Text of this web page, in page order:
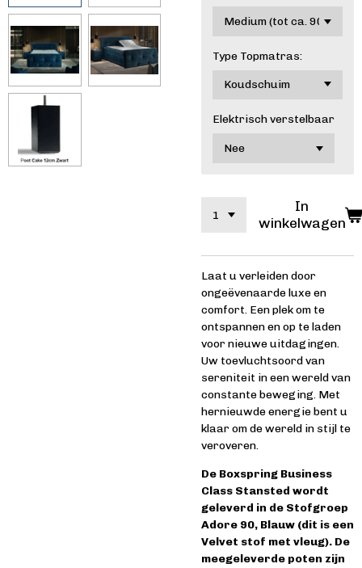
Type Topmatras:
Elektrisch verstelbaar
In
winkelwagen
Laat u verleiden door
ongeëvenaarde luxe en
comfort. Een plek om te
ontspannen en op te laden
voor nieuwe uitdagingen.
Uw toevluchtsoord van
sereniteit in een wereld van
constante beweging. Met
hernieuwde energie bent u
klaar om de wereld in stijl te
veroveren.
De Boxspring Business
Class Stansted wordt
geleverd in de Stofgroep
Adore 90, Blauw (dit is een
Velvet stof met vleug). De
meegeleverde poten zijn